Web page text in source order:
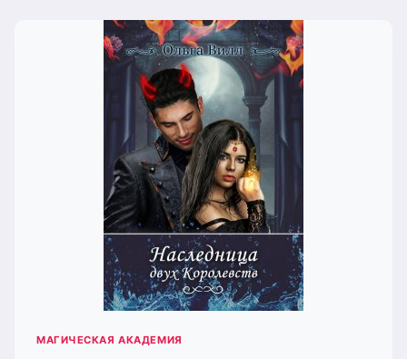
ВИЛЛ)
МАГИЧЕСКАЯ АКАДЕМИЯ